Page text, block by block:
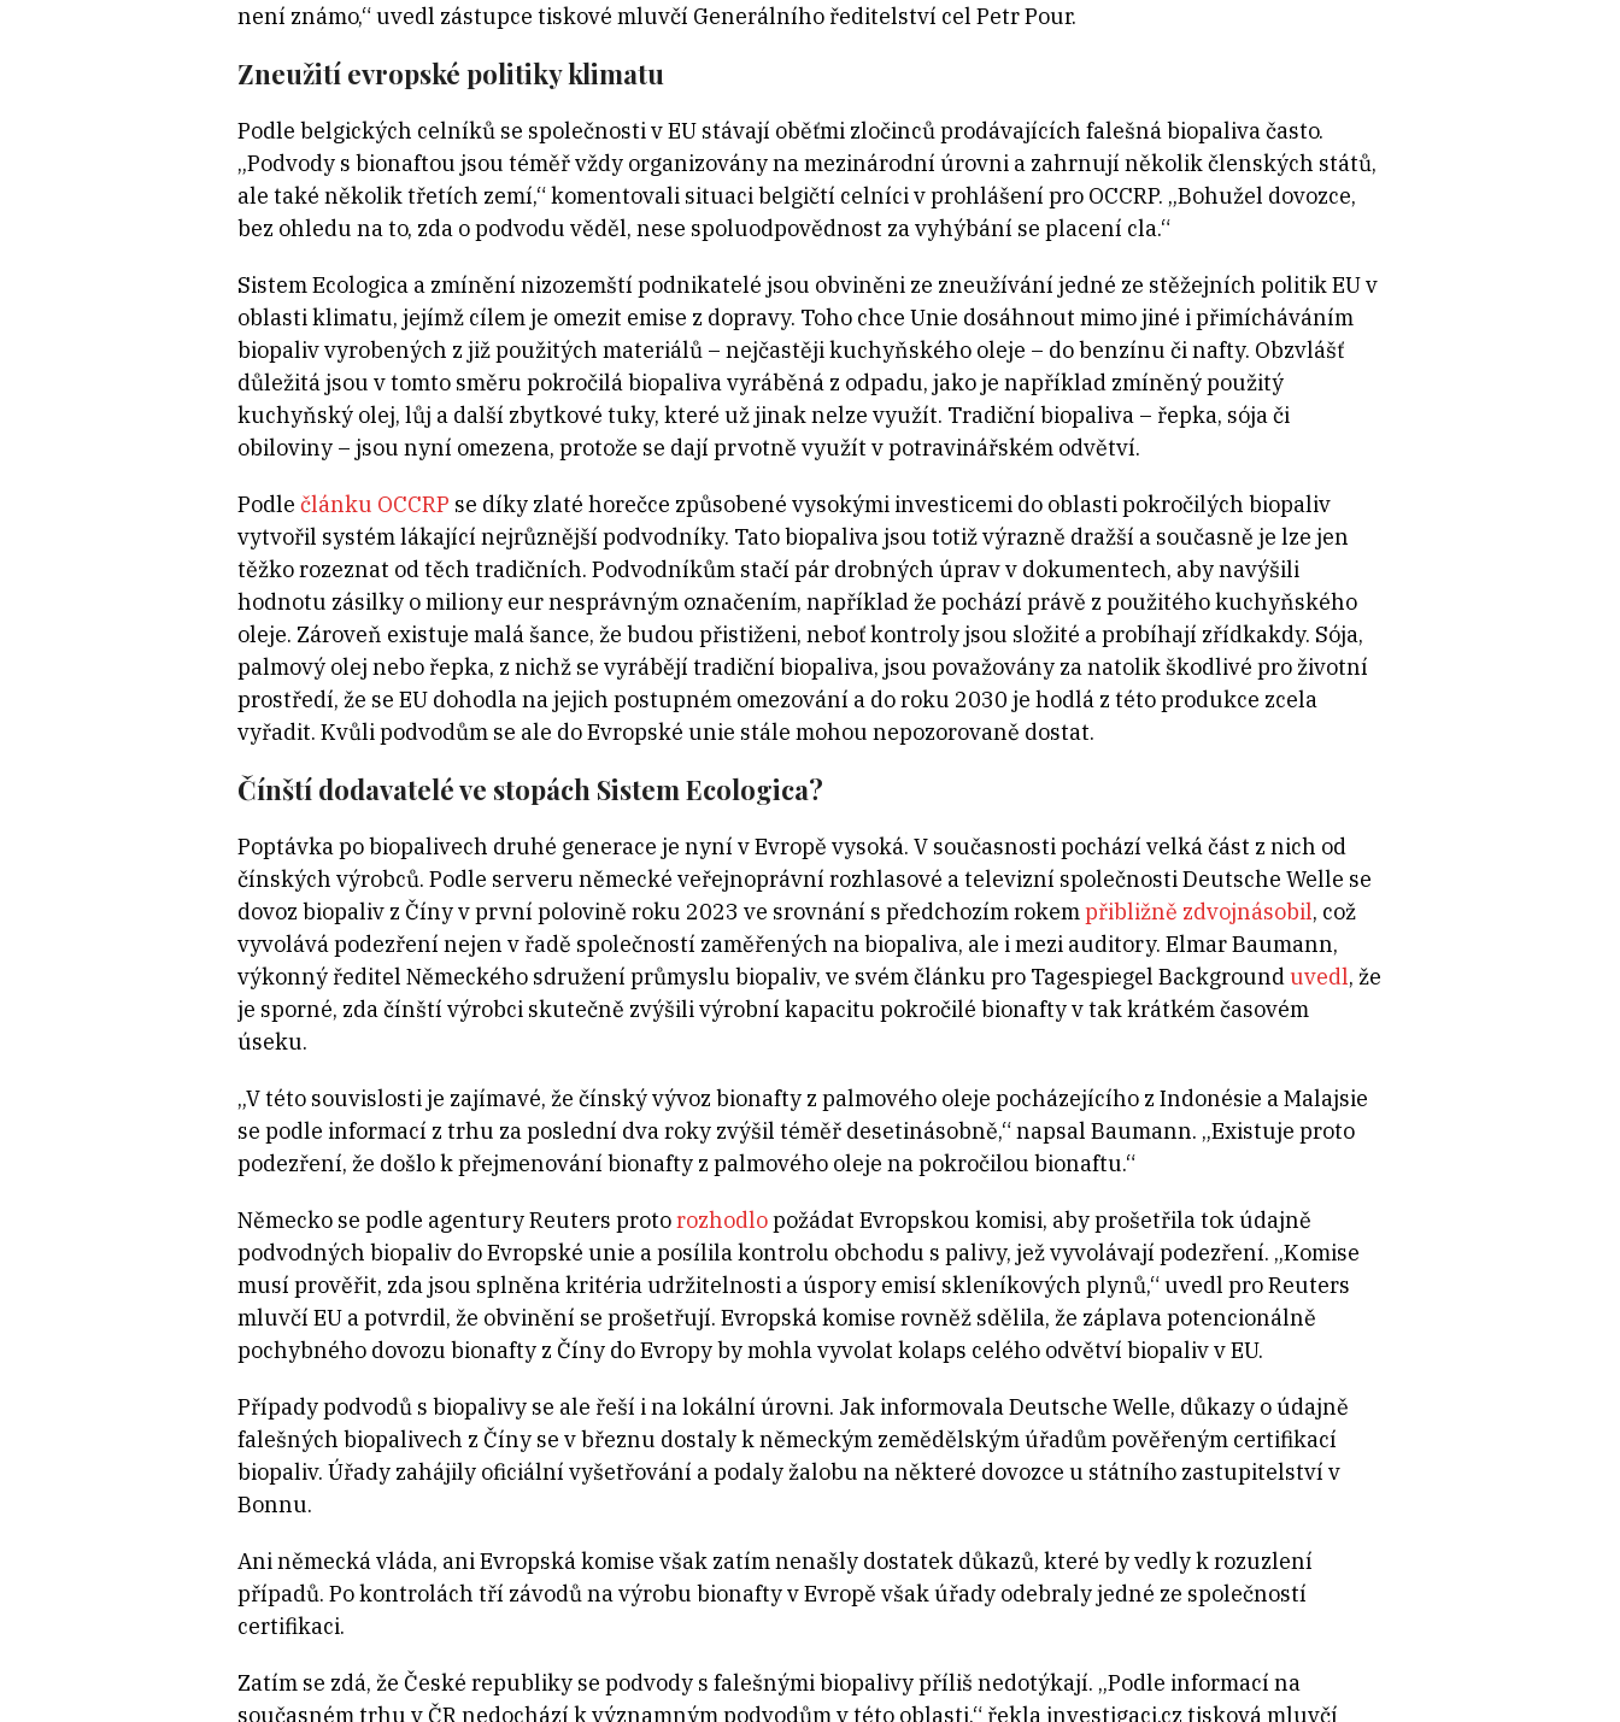
není známo,“ uvedl zástupce tiskové mluvčí Generálního ředitelství cel Petr Pour.
Zneužití evropské politiky klimatu
Podle belgických celníků se společnosti v EU stávají oběťmi zločinců prodávajících falešná biopaliva často.
„Podvody s bionaftou jsou téměř vždy organizovány na mezinárodní úrovni a zahrnují několik členských států,
ale také několik třetích zemí,“ komentovali situaci belgičtí celníci v prohlášení pro OCCRP. „Bohužel dovozce,
bez ohledu na to, zda o podvodu věděl, nese spoluodpovědnost za vyhýbání se placení cla.“
Sistem Ecologica a zmínění nizozemští podnikatelé jsou obviněni ze zneužívání jedné ze stěžejních politik EU v
oblasti klimatu, jejímž cílem je omezit emise z dopravy. Toho chce Unie dosáhnout mimo jiné i přimícháváním
biopaliv vyrobených z již použitých materiálů – nejčastěji kuchyňského oleje – do benzínu či nafty. Obzvlášť
důležitá jsou v tomto směru pokročilá biopaliva vyráběná z odpadu, jako je například zmíněný použitý
kuchyňský olej, lůj a další zbytkové tuky, které už jinak nelze využít. Tradiční biopaliva – řepka, sója či
obiloviny – jsou nyní omezena, protože se dají prvotně využít v potravinářském odvětví.
Podle článku OCCRP se díky zlaté horečce způsobené vysokými investicemi do oblasti pokročilých biopaliv
vytvořil systém lákající nejrůznější podvodníky. Tato biopaliva jsou totiž výrazně dražší a současně je lze jen
těžko rozeznat od těch tradičních. Podvodníkům stačí pár drobných úprav v dokumentech, aby navýšili
hodnotu zásilky o miliony eur nesprávným označením, například že pochází právě z použitého kuchyňského
oleje. Zároveň existuje malá šance, že budou přistiženi, neboť kontroly jsou složité a probíhají zřídkakdy. Sója,
palmový olej nebo řepka, z nichž se vyrábějí tradiční biopaliva, jsou považovány za natolik škodlivé pro životní
prostředí, že se EU dohodla na jejich postupném omezování a do roku 2030 je hodlá z této produkce zcela
vyřadit. Kvůli podvodům se ale do Evropské unie stále mohou nepozorovaně dostat.
Čínští dodavatelé ve stopách Sistem Ecologica?
Poptávka po biopalivech druhé generace je nyní v Evropě vysoká. V současnosti pochází velká část z nich od
čínských výrobců. Podle serveru německé veřejnoprávní rozhlasové a televizní společnosti Deutsche Welle se
dovoz biopaliv z Číny v první polovině roku 2023 ve srovnání s předchozím rokem přibližně zdvojnásobil, což
vyvolává podezření nejen v řadě společností zaměřených na biopaliva, ale i mezi auditory. Elmar Baumann,
výkonný ředitel Německého sdružení průmyslu biopaliv, ve svém článku pro Tagespiegel Background uvedl, že
je sporné, zda čínští výrobci skutečně zvýšili výrobní kapacitu pokročilé bionafty v tak krátkém časovém
úseku.
„V této souvislosti je zajímavé, že čínský vývoz bionafty z palmového oleje pocházejícího z Indonésie a Malajsie
se podle informací z trhu za poslední dva roky zvýšil téměř desetinásobně,“ napsal Baumann. „Existuje proto
podezření, že došlo k přejmenování bionafty z palmového oleje na pokročilou bionaftu.“
Německo se podle agentury Reuters protorozhodlopožádat Evropskou komisi, aby prošetřila tok údajně
podvodných biopaliv do Evropské unie a posílila kontrolu obchodu s palivy, jež vyvolávají podezření. „Komise
musí prověřit, zda jsou splněna kritéria udržitelnosti a úspory emisí skleníkových plynů,“ uvedl pro Reuters
mluvčí EU a potvrdil, že obvinění se prošetřují. Evropská komise rovněž sdělila, že záplava potencionálně
pochybného dovozu bionafty z Číny do Evropy by mohla vyvolat kolaps celého odvětví biopaliv v EU.
Případy podvodů s biopalivy se ale řeší i na lokální úrovni. Jak informovala Deutsche Welle, důkazy o údajně
falešných biopalivech z Číny se v březnu dostaly k německým zemědělským úřadům pověřeným certifikací
biopaliv. Úřady zahájily oficiální vyšetřování a podaly žalobu na některé dovozce u státního zastupitelství v
Bonnu.
Ani německá vláda, ani Evropská komise však zatím nenašly dostatek důkazů, které by vedly k rozuzlení
případů. Po kontrolách tří závodů na výrobu bionafty v Evropě však úřady odebraly jedné ze společností
certifikaci.
Zatím se zdá, že České republiky se podvody s falešnými biopalivy příliš nedotýkají. „Podle informací na
současném trhu v ČR nedochází k významným podvodům v této oblasti,“ řekla investigaci.cz tisková mluvčí